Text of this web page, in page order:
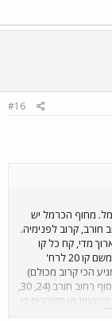
#16
מחוף הכרמל יש
לסוף רחוב חורב, קרוב לפנימיה.
אתה רואה שזמן ההמתנה ל-46 ארוך מדי, קח כל קו
למרכז חורב (11, 99, 123, 125, 133), ומשם קו 20 לרח'
הכי קרוב מכולם)
או אחד הקווים לכיוון האוניברסיטה עד סוף רחוב חורב (24, 30,
ממרכז חורב (השעות הן מקורבות כי